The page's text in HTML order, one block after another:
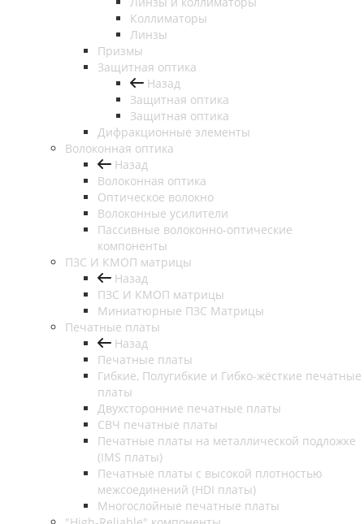
Коллиматоры
Линзы
Призмы
Защитная оптика
Назад
Защитная оптика
Защитная оптика
Дифракционные элементы
Волоконная оптика
Назад
Волоконная оптика
Оптическое волокно
Волоконные усилители
Пассивные волоконно-оптические
компоненты
ПЗС И КМОП матрицы
Назад
ПЗС И КМОП матрицы
Миниатюрные ПЗС Матрицы
Печатные платы
Назад
Печатные платы
Гибкие, Полугибкие и Гибко-жёсткие печатные
платы
Двухсторонние печатные платы
СВЧ печатные платы
Печатные платы на металлической подложке
(IMS платы)
Печатные платы с высокой плотностью
межсоединений (HDI платы)
Многослойные печатные платы